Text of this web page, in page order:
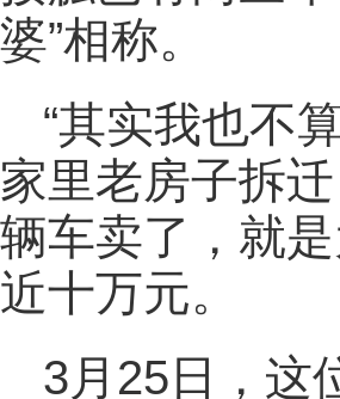
婆”相称。
“其实我也不
家里老房子拆
辆车卖了，就
近十万元。
3月25日，这